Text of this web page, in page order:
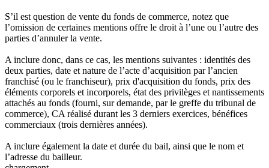
S’il est question de vente du fonds de commerce, notez que
l’omission de certaines mentions offre le droit à l’une ou l’autre des
parties d’annuler la vente.
A inclure donc, dans ce cas, les mentions suivantes : identités des
deux parties, date et nature de l’acte d’acquisition par l’ancien
franchisé (ou le franchiseur), prix d'acquisition du fonds, prix des
éléments corporels et incorporels, état des privilèges et nantissements
attachés au fonds (fourni, sur demande, par le greffe du tribunal de
commerce), CA réalisé durant les 3 derniers exercices, bénéfices
commerciaux (trois dernières années).
A inclure également la date et durée du bail, ainsi que le nom et
l’adresse du bailleur.